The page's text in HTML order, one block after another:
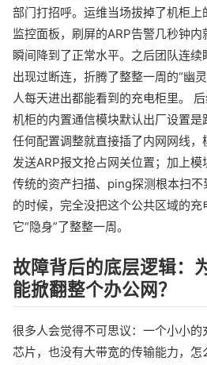
部门打招呼。运维当场拔掉了机柜
监控面板，刷屏的ARP告警几秒钟
瞬间降到了正常水平。之后团队连
出现过断连，折腾了整整一周的“幽
人每天进出都能看到的充电柜里。
机柜的内置通信模块默认出厂设置
任何配置调整就直接插了内网网线
发送ARP报文抢占网关位置；加上模
传统的资产扫描、ping探测根本扫
的时候，完全没把这个公共区域的
它“隐身”了整整一周。
故障背后的底层逻辑：
能掀翻整个办公网？
很多人会觉得不可思议：一个小小
芯片，也没有大带宽的传输能力，